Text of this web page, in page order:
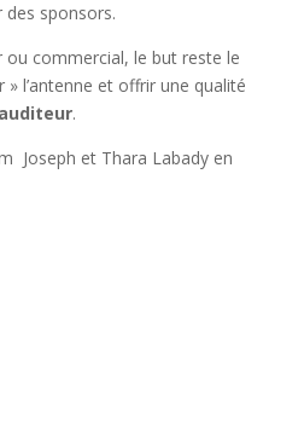
sponsors.
ou commercial, le but reste le
l’antenne et offrir une qualité
.
Joseph et Thara Labady en